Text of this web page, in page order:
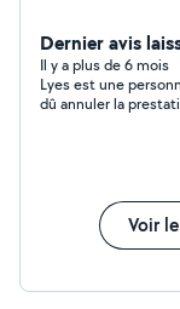
Dernier avis
Il y a plus de 6 mois
Lyes est une
dû annuler la
Voir